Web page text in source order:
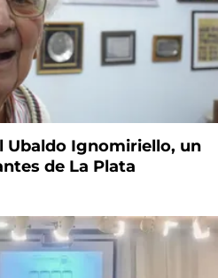
Ubaldo Ignomiriello, un
de La Plata